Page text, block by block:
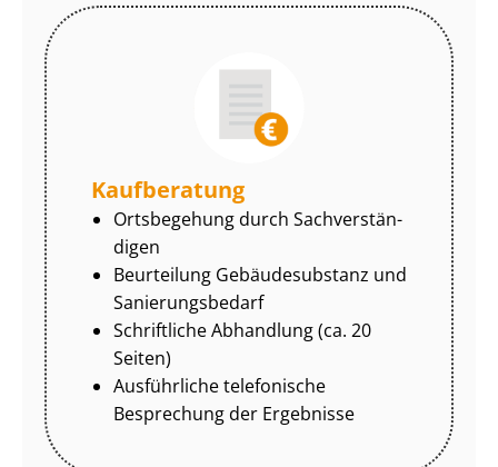
Kaufberatung
Ortsbegehung durch Sach­ver­stän­
di­gen
Beurteilung Gebäudesubstanz und
Sa­nie­rungs­be­darf
Schriftliche Abhandlung (ca. 20
Seiten)
Ausführliche telefonische
Besprechung der Ergebnisse